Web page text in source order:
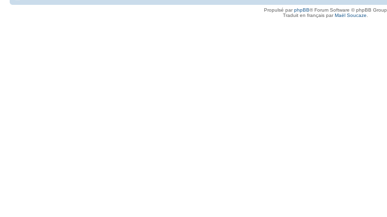
Propulsé parphpBB® Forum Software © phpBB Group
Traduit en français parMaël Soucaze